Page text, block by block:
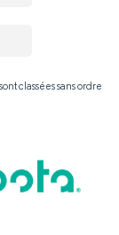
classées sans ordre